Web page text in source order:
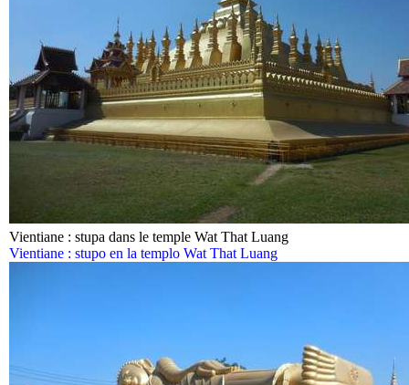
Vientiane : stupa dans le temple Wat That Luang
Vientiane : stupo en la templo Wat That Luang